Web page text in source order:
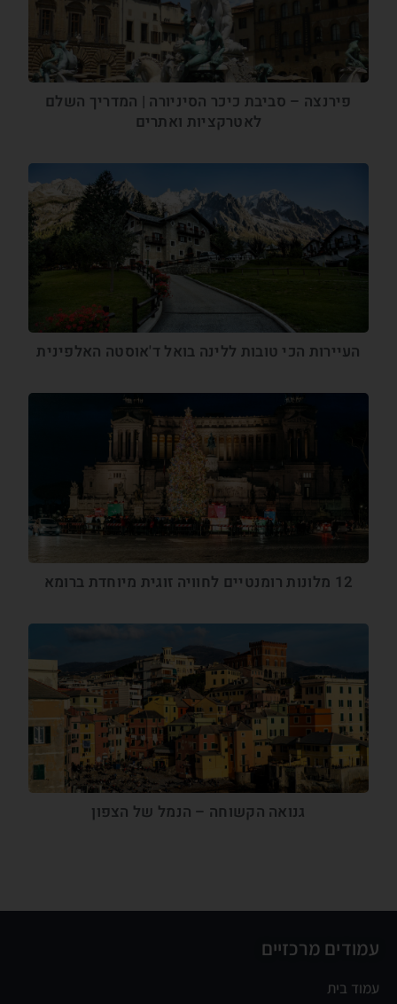
פירנצה – סביבת כיכר הסיניורה | המדריך השלם
לאטרקציות ואתרים
העיירות הכי טובות ללינה בואל ד'אוסטה האלפינית
12 מלונות רומנטיים לחוויה זוגית מיוחדת ברומא
גנואה הקשוחה – הנמל של הצפון
עמודים מרכזיים
עמוד בית